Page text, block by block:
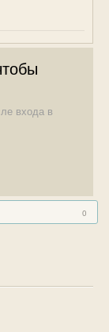
входа в
0